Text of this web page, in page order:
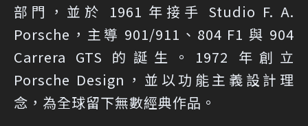
部門，並於 1961 年接手 Studio F. A.
Porsche，主導 901/911、804 F1 與 904
Carrera GTS 的誕生。1972 年創立
Porsche Design，並以功能主義設計理
念，為全球留下無數經典作品。